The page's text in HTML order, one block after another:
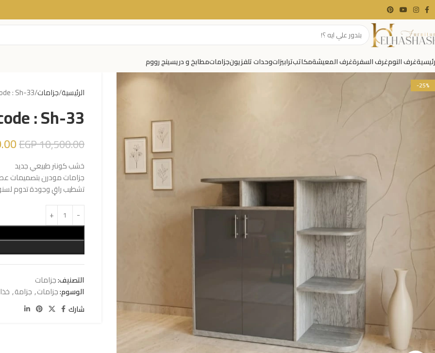
غرف النومغرف السفرةغرف المعيشةمكاتبترابيزاتوحدات تلفزيونجزاماتمطابخ و دريسينج رووم
-25%
الرئيسية جزامات : Sh-33
: Sh-33
EGP10,500.00
خشب كونتر طبيعي جديد
جزامات مودرن بتصميمات
تشطيب راقٍ وجودة تدوم
التصنيف:جزامات
الوسوم:جزامات, جزامة,
شارك